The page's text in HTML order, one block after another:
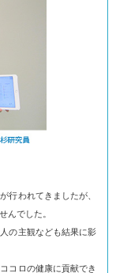
行われてきましたが、
んでした。
の主観なども結果に影
コロの健康に貢献でき